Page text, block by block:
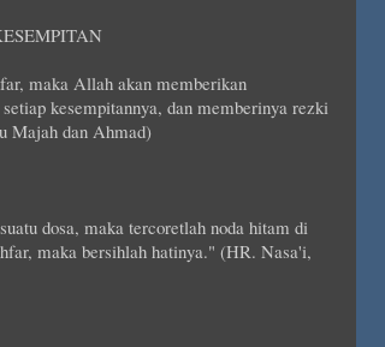
maka Allah akan memberikan
kesempitannya, dan memberinya rezki
Majah dan Ahmad)
dosa, maka tercoretlah noda hitam di
maka bersihlah hatinya." (HR. Nasa'i,